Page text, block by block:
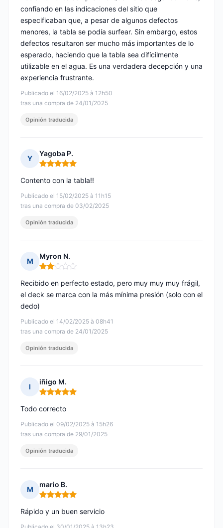
Publicado el 16/02/2025 à 12h50
tras una compra de 24/01/2025
confiando en las indicaciones del sitio que
especificaban que, a pesar de algunos defectos
menores, la tabla se podía surfear. Sin embargo, estos
defectos resultaron ser mucho más importantes de lo
esperado, haciendo que la tabla sea difícilmente
utilizable en el agua. Es una verdadera decepción y una
experiencia frustrante.
Opinión traducida
Y
Yagoba P.
Nota: 5 de 5
Publicado el 15/02/2025 à 11h15
tras una compra de 03/02/2025
Contento con la tabla!!
Opinión traducida
M
Myron N.
Nota: 2 de 5
Publicado el 14/02/2025 à 08h41
tras una compra de 24/01/2025
Recibido en perfecto estado, pero muy muy muy frágil,
el deck se marca con la más mínima presión (solo con el
dedo)
Opinión traducida
I
iñigo M.
Nota: 5 de 5
Publicado el 09/02/2025 à 15h26
tras una compra de 29/01/2025
Todo correcto
Opinión traducida
M
mario B.
Nota: 5 de 5
Rápido y un buen servicio